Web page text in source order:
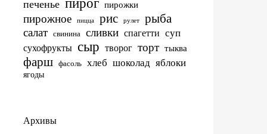
печенье пирог пирожки
пирожное пицца рис рулет рыба
салат свинина сливки спагетти суп
сухофрукты сыр творог торт тыква
фарш фасоль хлеб шоколад яблоки
ягоды
Архивы